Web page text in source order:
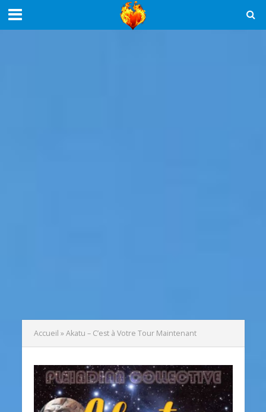
Accueil »Akatu – C’est à Votre Tour Maintenant